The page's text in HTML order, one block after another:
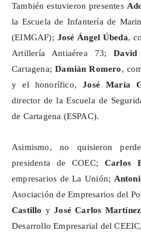
También estuvieron presentes
la Escuela de Infantería de
(EIMGAF); José Ángel Úbeda,
Artillería Antiaérea 73;
Cartagena;Damián Romero,
y el honorífico,José María
director de la Escuela de
de Cartagena (ESPAC).
Asimismo, no quisieron
presidenta de COEC; Carlos
empresarios de La Unión;
Asociación de Empresarios del
Castillo yJosé Carlos
Desarrollo Empresarial del